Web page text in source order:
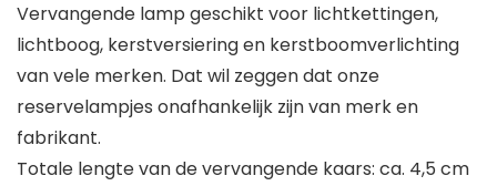
Vervangende lamp geschikt voor lichtkettingen,
lichtboog, kerstversiering en kerstboomverlichting
van vele merken. Dat wil zeggen dat onze
reservelampjes onafhankelijk zijn van merk en
fabrikant.
Totale lengte van de vervangende kaars: ca. 4,5 cm